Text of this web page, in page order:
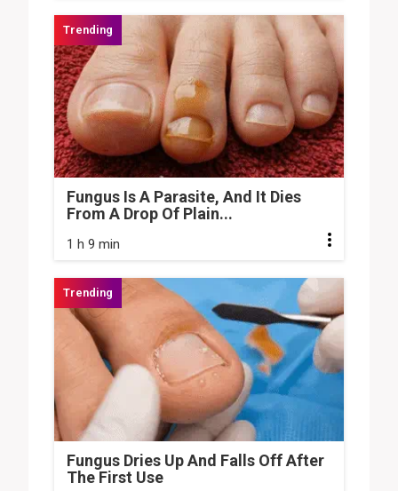
Fungus Is A Parasite, And It Dies
From A Drop Of Plain...
1 h 9 min
Fungus Dries Up And Falls Off After
The First Use